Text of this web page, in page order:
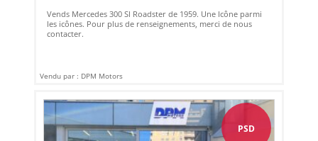
Vends Mercedes 300 Sl Roadster de 1959. Une Icône parmi
les icônes. Pour plus de renseignements, merci de nous
contacter.
Vendu par : DPM Motors
PSD